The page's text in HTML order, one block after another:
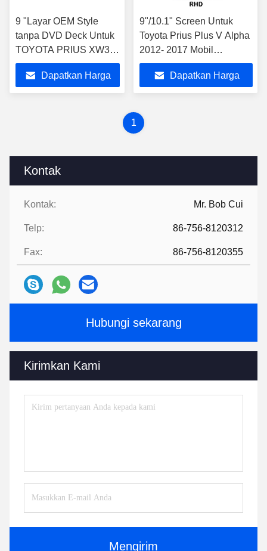
Kontak
Kontak: Mr. Bob Cui
Telp: 86-756-8120312
Fax: 86-756-8120355
Hubungi sekarang
Kirimkan Kami
Mengirim
9 "Layar OEM Style
tanpa DVD Deck Untuk
TOYOTA PRIUS XW30
Pengemudi tangan kiri
2009-2013 Mobil
Multimedia Stereo GPS
Dapatkan Harga
9"/10.1" Screen Untuk
Toyota Prius Plus V Alpha
2012- 2017 Mobil
Multimedia Stereo
Dapatkan Harga
1